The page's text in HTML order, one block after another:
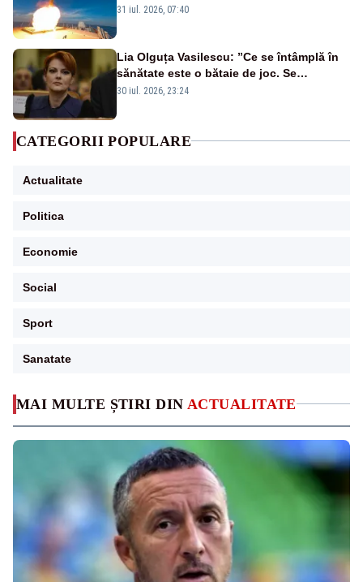
MAI MULTE ȘTIRI DIN ACTUALITATE
americană, distrusă de o rachetă
31 iul. 2026, 07:40
Lia Olguța Vasilescu: ”Ce se întâmplă în
sănătate este o bătaie de joc. Se
guvernează extraordinar de prost”
30 iul. 2026, 23:24
CATEGORII POPULARE
Actualitate
Politica
Economie
Social
Sport
Sanatate